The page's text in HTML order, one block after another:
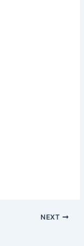
NEXT